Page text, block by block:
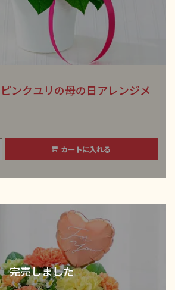
ピンクユリの母の日アレンジメ
カートに入れる